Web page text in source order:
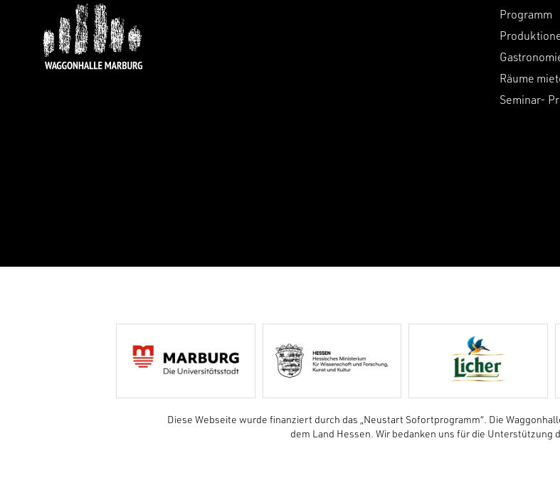
Programm
Räume
Seminar-
Diese Webseite wurde finanziert durch das „Neustart Sofortprogramm“. Die
dem Land Hessen. Wir bedanken uns für die Unterstützung